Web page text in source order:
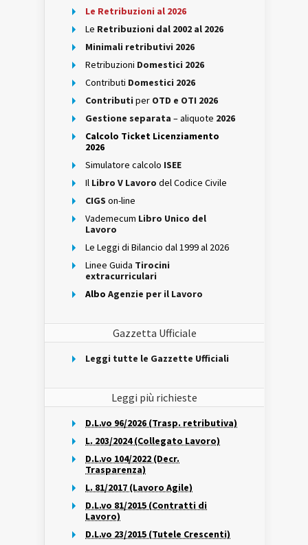
Le Retribuzioni al 2026
Le Retribuzioni dal 2002 al 2026
Minimali retributivi 2026
Retribuzioni Domestici 2026
Contributi Domestici 2026
Contributi per OTD e OTI 2026
Gestione separata – aliquote 2026
Calcolo Ticket Licenziamento
2026
Simulatore calcolo ISEE
Il Libro V Lavoro del Codice Civile
CIGS on-line
Vademecum Libro Unico del
Lavoro
Le Leggi di Bilancio dal 1999 al 2026
Linee Guida Tirocini
extracurriculari
Albo Agenzie per il Lavoro
Gazzetta Ufficiale
Leggi tutte le Gazzette Ufficiali
Leggi più richieste
D.L.vo 96/2026 (Trasp. retributiva)
L. 203/2024 (Collegato Lavoro)
D.L.vo 104/2022 (Decr.
Trasparenza)
L. 81/2017 (Lavoro Agile)
D.L.vo 81/2015 (Contratti di
Lavoro)
D.L.vo 23/2015 (Tutele Crescenti)